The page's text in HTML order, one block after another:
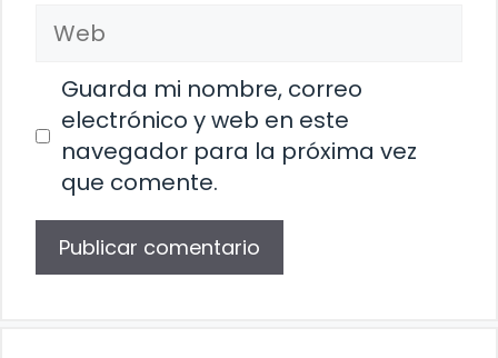
Web
Guarda mi nombre, correo
electrónico y web en este
navegador para la próxima vez
que comente.